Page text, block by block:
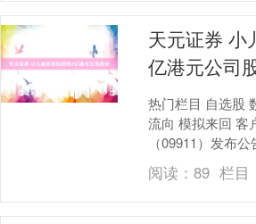
天元证券 小
亿港元公司
热门栏目 自选股
流向 模拟来回 客
（09911）发布
内，在香港衔尾
以场内来....
阅读：89 栏目